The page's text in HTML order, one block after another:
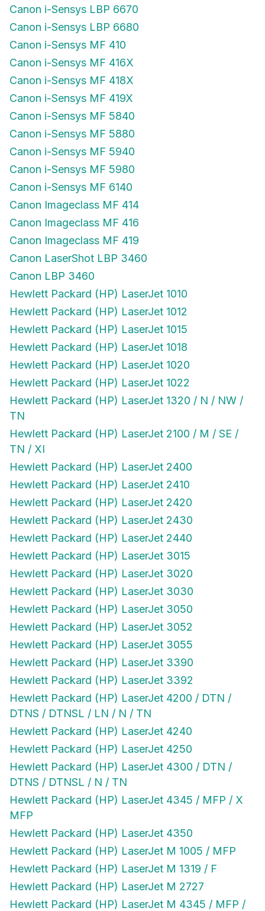
Canon i-Sensys LBP 6670
Canon i-Sensys LBP 6680
Canon i-Sensys MF 410
Canon i-Sensys MF 416X
Canon i-Sensys MF 418X
Canon i-Sensys MF 419X
Canon i-Sensys MF 5840
Canon i-Sensys MF 5880
Canon i-Sensys MF 5940
Canon i-Sensys MF 5980
Canon i-Sensys MF 6140
Canon Imageclass MF 414
Canon Imageclass MF 416
Canon Imageclass MF 419
Canon LaserShot LBP 3460
Canon LBP 3460
Hewlett Packard (HP) LaserJet 1010
Hewlett Packard (HP) LaserJet 1012
Hewlett Packard (HP) LaserJet 1015
Hewlett Packard (HP) LaserJet 1018
Hewlett Packard (HP) LaserJet 1020
Hewlett Packard (HP) LaserJet 1022
Hewlett Packard (HP) LaserJet 1320 / N / NW /
TN
Hewlett Packard (HP) LaserJet 2100 / M / SE /
TN / XI
Hewlett Packard (HP) LaserJet 2400
Hewlett Packard (HP) LaserJet 2410
Hewlett Packard (HP) LaserJet 2420
Hewlett Packard (HP) LaserJet 2430
Hewlett Packard (HP) LaserJet 2440
Hewlett Packard (HP) LaserJet 3015
Hewlett Packard (HP) LaserJet 3020
Hewlett Packard (HP) LaserJet 3030
Hewlett Packard (HP) LaserJet 3050
Hewlett Packard (HP) LaserJet 3052
Hewlett Packard (HP) LaserJet 3055
Hewlett Packard (HP) LaserJet 3390
Hewlett Packard (HP) LaserJet 3392
Hewlett Packard (HP) LaserJet 4200 / DTN /
DTNS / DTNSL / LN / N / TN
Hewlett Packard (HP) LaserJet 4240
Hewlett Packard (HP) LaserJet 4250
Hewlett Packard (HP) LaserJet 4300 / DTN /
DTNS / DTNSL / N / TN
Hewlett Packard (HP) LaserJet 4345 / MFP / X
MFP
Hewlett Packard (HP) LaserJet 4350
Hewlett Packard (HP) LaserJet M 1005 / MFP
Hewlett Packard (HP) LaserJet M 1319 / F
Hewlett Packard (HP) LaserJet M 2727
Hewlett Packard (HP) LaserJet M 4345 / MFP /